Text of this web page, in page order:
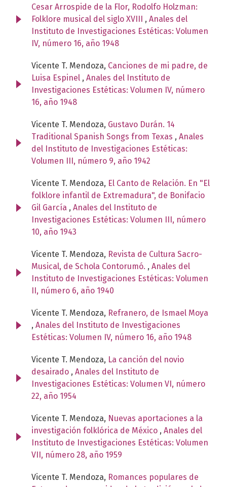
Cesar Arrospide de la Flor, Rodolfo Holzman:
Folklore musical del siglo XVIII , Anales del
Instituto de Investigaciones Estéticas: Volumen
IV, número 16, año 1948
Vicente T. Mendoza, Canciones de mi padre, de
Luisa Espinel , Anales del Instituto de
Investigaciones Estéticas: Volumen IV, número
16, año 1948
Vicente T. Mendoza, Gustavo Durán. 14
Traditional Spanish Songs from Texas , Anales
del Instituto de Investigaciones Estéticas:
Volumen III, número 9, año 1942
Vicente T. Mendoza, El Canto de Relación. En "El
folklore infantil de Extremadura", de Bonifacio
Gil García , Anales del Instituto de
Investigaciones Estéticas: Volumen III, número
10, año 1943
Vicente T. Mendoza, Revista de Cultura Sacro-
Musical, de Schola Contorumó. , Anales del
Instituto de Investigaciones Estéticas: Volumen
II, número 6, año 1940
Vicente T. Mendoza, Refranero, de Ismael Moya
, Anales del Instituto de Investigaciones
Estéticas: Volumen IV, número 16, año 1948
Vicente T. Mendoza, La canción del novio
desairado , Anales del Instituto de
Investigaciones Estéticas: Volumen VI, número
22, año 1954
Vicente T. Mendoza, Nuevas aportaciones a la
investigación folklórica de México , Anales del
Instituto de Investigaciones Estéticas: Volumen
VII, número 28, año 1959
Vicente T. Mendoza, Romances populares de